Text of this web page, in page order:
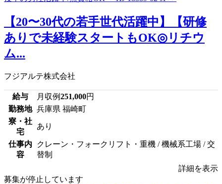
【20〜30代の若手世代活躍中】【研修
ありで未経験スタートもOK◎リチウ
ム...
フジアルテ株式会社
給与 月収例251,000円
勤務地 兵庫県 福崎町
寮・社
宅
あり
仕事内
容
クレーン・フォークリフト・重機 / 機械系工場 / 交
替制
詳細を表示
募集が停止しています